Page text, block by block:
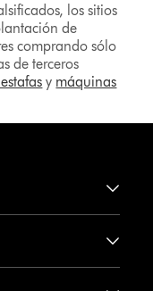
los sitios
de
comprando sólo
de terceros
y máquinas